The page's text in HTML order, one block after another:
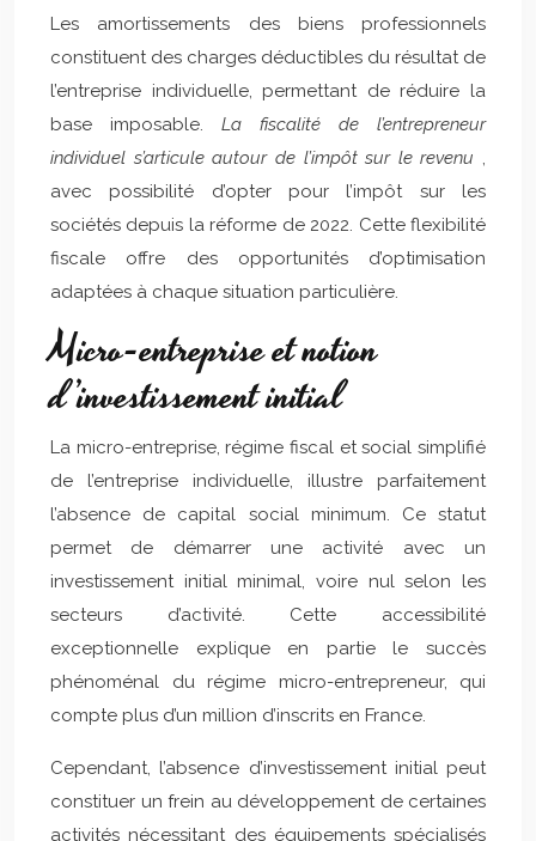
Les amortissements des biens professionnels
constituent des charges déductibles du résultat de
l’entreprise individuelle, permettant de réduire la
base imposable. La fiscalité de l’entrepreneur
individuel s’articule autour de l’impôt sur le revenu ,
avec possibilité d’opter pour l’impôt sur les
sociétés depuis la réforme de 2022. Cette flexibilité
fiscale offre des opportunités d’optimisation
adaptées à chaque situation particulière.
Micro-entreprise et notion
d’investissement initial
La micro-entreprise, régime fiscal et social simplifié
de l’entreprise individuelle, illustre parfaitement
l’absence de capital social minimum. Ce statut
permet de démarrer une activité avec un
investissement initial minimal, voire nul selon les
secteurs d’activité. Cette accessibilité
exceptionnelle explique en partie le succès
phénoménal du régime micro-entrepreneur, qui
compte plus d’un million d’inscrits en France.
Cependant, l’absence d’investissement initial peut
constituer un frein au développement de certaines
activités nécessitant des équipements spécialisés